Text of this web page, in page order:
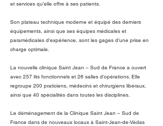
et services qu’elle offre à ses patients.
Son plateau technique moderne et équipé des derniers
équipements, ainsi que ses équipes médicales et
paramédicales d’expérience, sont les gages d’une prise en
charge optimale.
La nouvelle clinique Saint Jean – Sud de France a ouvert
avec 257 lits fonctionnels et 26 salles d’opérations. Elle
regroupe 200 praticiens, médecins et chirurgiens libéraux,
ainsi que 40 spécialités dans toutes les disciplines.
Le déménagement de la Clinique Saint Jean – Sud de
France dans de nouveaux locaux à Saint-Jean-de-Védas